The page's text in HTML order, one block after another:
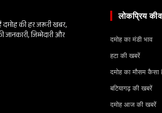
की हर जरूरी खबर,
जिम्मेदारी और
लोकप्रिय
दमोह का मंडी भाव
हटा की खबरें
दमोह का मौसम कैसा
बटियागढ़ की खबरें
दमोह आज की खबरें